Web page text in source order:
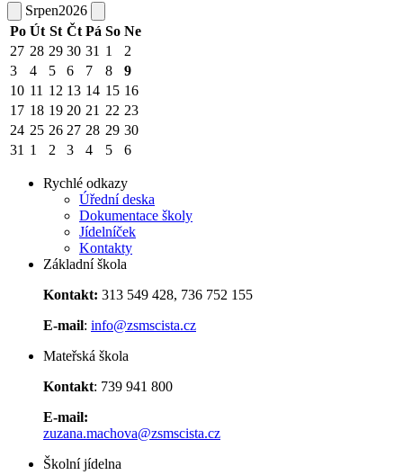
Srpen2026
Po Út St Čt Pá So Ne
27 28 29 30 31 1
2
3
4 5 6 7 8
9
10 11 12 13 14 15 16
17 18 19 20 21 22 23
24 25 26 27 28 29 30
31 1 2 3 4 5 6
Rychlé odkazy
Úřední deska
Dokumentace školy
Jídelníček
Kontakty
Základní škola
Kontakt: 313 549 428, 736 752 155
E-mail: info@zsmscista.cz
Mateřská škola
Kontakt: 739 941 800
E-mail:
zuzana.machova@zsmscista.cz
Školní jídelna